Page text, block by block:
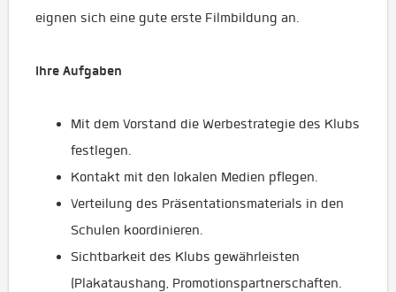
eignen sich eine gute erste Filmbildung an.
Ihre Aufgaben
Mit dem Vorstand die Werbestrategie des Klubs
festlegen.
Kontakt mit den lokalen Medien pflegen.
Verteilung des Präsentationsmaterials in den
Schulen koordinieren.
Sichtbarkeit des Klubs gewährleisten
(Plakataushang, Promotionspartnerschaften.